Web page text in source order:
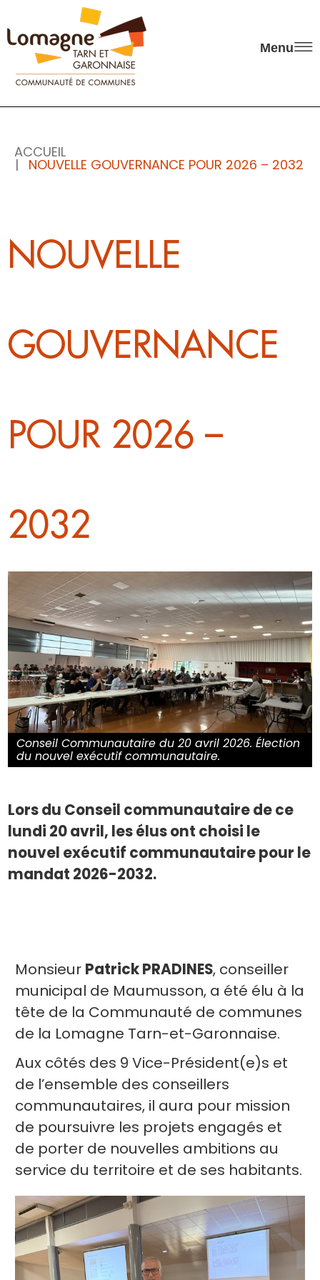
Panneau de gestion des cookies
Menu
ACCUEIL
NOUVELLE GOUVERNANCE POUR 2026 – 2032
NOUVELLE
GOUVERNANCE
POUR 2026 –
2032
Conseil Communautaire du 20 avril 2026. Élection
du nouvel exécutif communautaire.
Lors du Conseil communautaire de ce
lundi 20 avril, les élus ont choisi le
nouvel exécutif communautaire pour le
mandat 2026-2032.
Monsieur Patrick PRADINES, conseiller
municipal de Maumusson, a été élu à la
tête de la Communauté de communes
de la Lomagne Tarn-et-Garonnaise.
Aux côtés des 9 Vice-Président(e)s et
de l’ensemble des conseillers
communautaires, il aura pour mission
de poursuivre les projets engagés et
de porter de nouvelles ambitions au
service du territoire et de ses habitants.